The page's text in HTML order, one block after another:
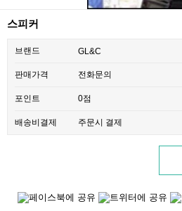
스피커
브랜드 GL&C
판매가격 전화문의
포인트 0점
배송비결제 주문시 결제